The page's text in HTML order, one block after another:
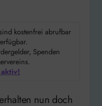
kostenfrei abrufbar
Spenden